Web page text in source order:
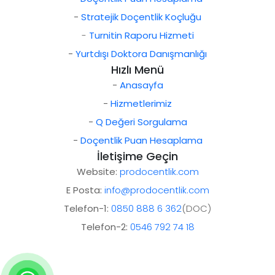
- Stratejik Doçentlik Koçluğu
- Turnitin Raporu Hizmeti
- Yurtdışı Doktora Danışmanlığı
Hızlı Menü
- Anasayfa
- Hizmetlerimiz
- Q Değeri Sorgulama
- Doçentlik Puan Hesaplama
İletişime Geçin
Website: prodocentlik.com
E Posta: info@prodocentlik.com
Telefon-1: 0850 888 6 362(DOC)
Telefon-2: 0546 792 74 18